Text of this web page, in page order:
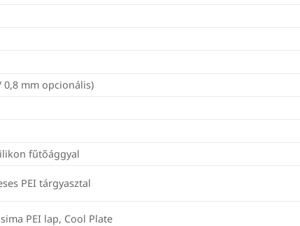
0,8 mm opcionális)
fűtőággyal
PEI tárgyasztal
PEI lap, Cool Plate